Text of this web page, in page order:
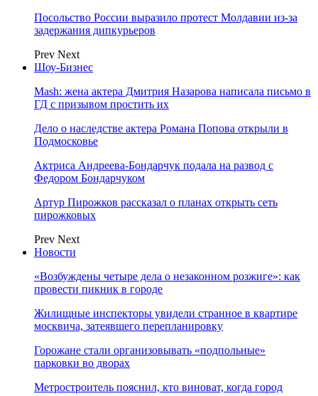
Посольство России выразило протест Молдавии из-за
задержания дипкурьеров
Prev Next
Шоу-Бизнес
Mash: жена актера Дмитрия Назарова написала письмо в
ГД с призывом простить их
Дело о наследстве актера Романа Попова открыли в
Подмосковье
Актриса Андреева-Бондарчук подала на развод с
Федором Бондарчуком
Артур Пирожков рассказал о планах открыть сеть
пирожковых
Prev Next
Новости
«Возбуждены четыре дела о незаконном розжиге»: как
провести пикник в городе
Жилищные инспекторы увидели странное в квартире
москвича, затеявшего перепланировку
Горожане стали организовывать «подпольные»
парковки во дворах
Метростроитель пояснил, кто виноват, когда город